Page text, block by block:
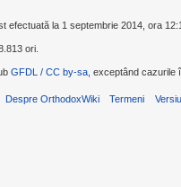
efectuată la 1 septembrie 2014, ora
ori.
GFDL / CC by-sa , exceptând cazurile
Despre OrthodoxWiki Termeni